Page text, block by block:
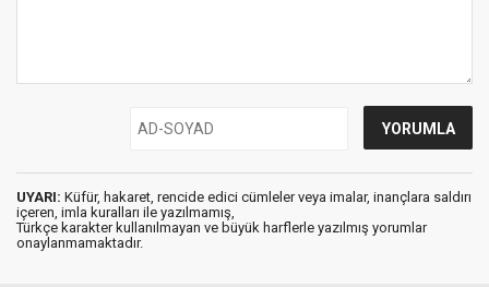
UYARI: Küfür, hakaret, rencide edici cümleler veya imalar, inançlara saldırı
içeren, imla kuralları ile yazılmamış,
Türkçe karakter kullanılmayan ve büyük harflerle yazılmış yorumlar
onaylanmamaktadır.